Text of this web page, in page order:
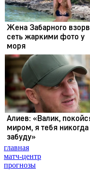
главная
матч-центр
прогнозы